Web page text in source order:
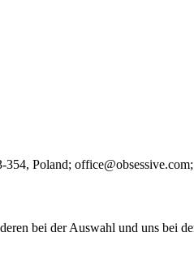
354, Poland; office@obsessive.com;
bei der Auswahl und uns bei